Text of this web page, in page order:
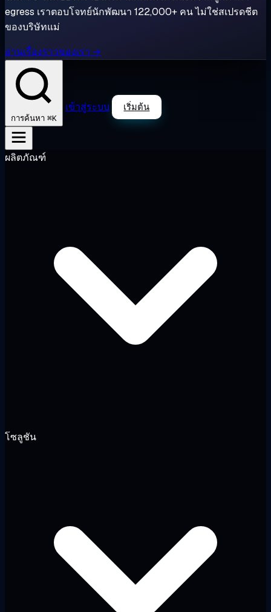
egress เราตอบโจทย์นักพัฒนา 122,000+ คน ไม่ใช่สเปรดชีต
ของบริษัทแม่
อ่านเรื่องราวของเรา →
การค้นหา ⌘K
เข้าสู่ระบบ เริ่มต้น
ผลิตภัณฑ์
โซลูชัน